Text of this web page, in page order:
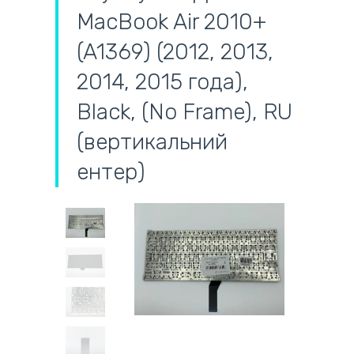
MacBook Air 2010+
(A1369) (2012, 2013,
2014, 2015 года),
Black, (No Frame), RU
(вертикальний
ентер)